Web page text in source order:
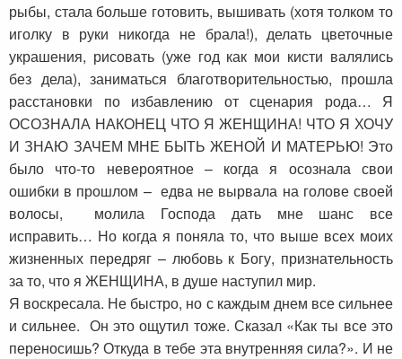
рыбы, стала больше готовить, вышивать (хотя толком то
иголку в руки никогда не брала!), делать цветочные
украшения, рисовать (уже год как мои кисти валялись
без дела), заниматься благотворительностью, прошла
расстановки по избавлению от сценария рода… Я
ОСОЗНАЛА НАКОНЕЦ ЧТО Я ЖЕНЩИНА! ЧТО Я ХОЧУ
И ЗНАЮ ЗАЧЕМ МНЕ БЫТЬ ЖЕНОЙ И МАТЕРЬЮ! Это
было что-то невероятное – когда я осознала свои
ошибки в прошлом – едва не вырвала на голове своей
волосы, молила Господа дать мне шанс все
исправить… Но когда я поняла то, что выше всех моих
жизненных передряг – любовь к Богу, признательность
за то, что я ЖЕНЩИНА, в душе наступил мир.
Я воскресала. Не быстро, но с каждым днем все сильнее
и сильнее. Он это ощутил тоже. Сказал «Как ты все это
переносишь? Откуда в тебе эта внутренняя сила?». И не